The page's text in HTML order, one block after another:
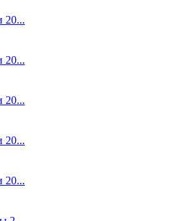
20...
20...
20...
20...
20...